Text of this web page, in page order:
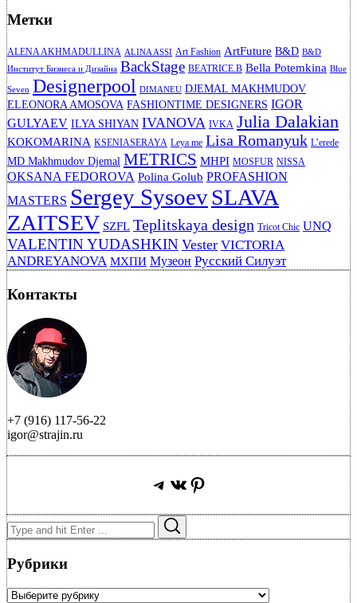
Метки
ALENA AKHMADULLINA ALINA ASSI Art Fashion ArtFuture B&D B&D
Институт Бизнеса и Дизайна BackStage BEATRICE.B Bella Potemkina Blue
Seven Designerpool DIMANEU DJEMAL MAKHMUDOV
ELEONORA AMOSOVA FASHIONTIME DESIGNERS IGOR
GULYAEV ILYA SHIYAN IVANOVA IVKA Julia Dalakian
KOKOMARINA KSENIASERAYA Leya me Lisa Romanyuk L’erede
MD Makhmudov Djemal METRICS MHPI MOSFUR NISSA
OKSANA FEDOROVA Polina Golub PROFASHION
MASTERS Sergey SysoevSLAVA
ZAITSEV SZFL Teplitskaya design Tricot Chic UNQ
VALENTIN YUDASHKIN Vester VICTORIA
ANDREYANOVA МХПИ Музеон Русский Силуэт
Контакты
+7 (916) 117-56-22
igor@strajin.ru
Telegram
ВКонтакте
Pinterest
Search
for:
Рубрики
Рубрики